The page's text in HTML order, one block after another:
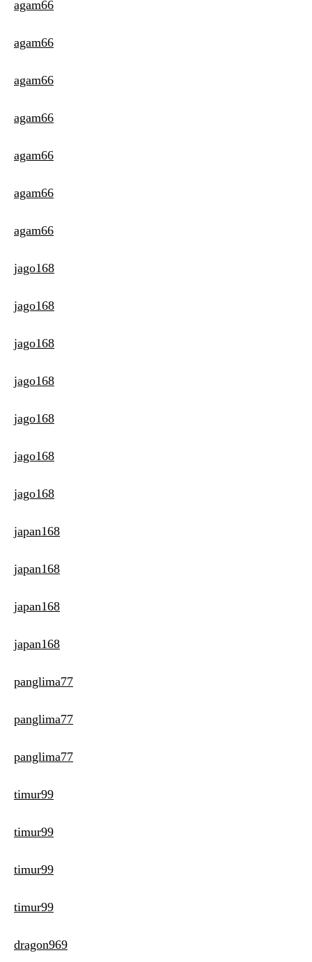
agam66
agam66
agam66
agam66
agam66
agam66
agam66
jago168
jago168
jago168
jago168
jago168
jago168
jago168
japan168
japan168
japan168
japan168
panglima77
panglima77
panglima77
timur99
timur99
timur99
timur99
dragon969